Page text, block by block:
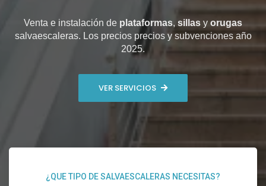
Venta e instalación de plataformas, sillas y orugas
salvaescaleras. Los precios precios y subvenciones año
2025.
VER SERVICIOS
¿QUE TIPO DE SALVAESCALERAS NECESITAS?